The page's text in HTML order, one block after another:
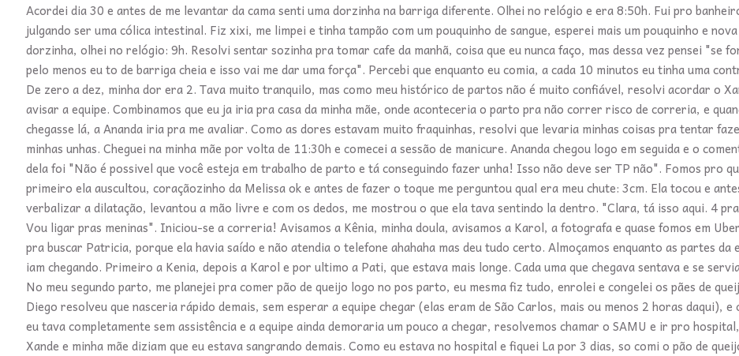
Acordei dia 30 e antes de me levantar da cama senti uma dorzinha na barriga diferente. Olhei no relógio e era 8:50h. Fui pro
julgando ser uma cólica intestinal. Fiz xixi, me limpei e tinha tampão com um pouquinho de sangue, esperei mais um pouquinho e nova
dorzinha, olhei no relógio: 9h. Resolvi sentar sozinha pra tomar cafe da manhã, coisa que eu nunca faço, mas dessa vez pensei "se
pelo menos eu to de barriga cheia e isso vai me dar uma força". Percebi que enquanto eu comia, a cada 10 minutos eu tinha uma
De zero a dez, minha dor era 2. Tava muito tranquilo, mas como meu histórico de partos não é muito confiável, resolvi acordar o
avisar a equipe. Combinamos que eu ja iria pra casa da minha mãe, onde aconteceria o parto pra não correr risco de correria, e
chegasse lá, a Ananda iria pra me avaliar. Como as dores estavam muito fraquinhas, resolvi que levaria minhas coisas pra tentar
minhas unhas. Cheguei na minha mãe por volta de 11:30h e comecei a sessão de manicure. Ananda chegou logo em seguida e o
dela foi "Não é possivel que você esteja em trabalho de parto e tá conseguindo fazer unha! Isso não deve ser TP não". Fomos pro
primeiro ela auscultou, coraçãozinho da Melissa ok e antes de fazer o toque me perguntou qual era meu chute: 3cm. Ela tocou e
verbalizar a dilatação, levantou a mão livre e com os dedos, me mostrou o que ela tava sentindo la dentro. "Clara, tá isso aqui. 4
Vou ligar pras meninas". Iniciou-se a correria! Avisamos a Kênia, minha doula, avisamos a Karol, a fotografa e quase fomos em
pra buscar Patricia, porque ela havia saído e não atendia o telefone ahahaha mas deu tudo certo. Almoçamos enquanto as partes da
iam chegando. Primeiro a Kenia, depois a Karol e por ultimo a Pati, que estava mais longe. Cada uma que chegava sentava e se
No meu segundo parto, me planejei pra comer pão de queijo logo no pos parto, eu mesma fiz tudo, enrolei e congelei os pães de
Diego resolveu que nasceria rápido demais, sem esperar a equipe chegar (elas eram de São Carlos, mais ou menos 2 horas daqui), e
eu tava completamente sem assistência e a equipe ainda demoraria um pouco a chegar, resolvemos chamar o SAMU e ir pro
Xande e minha mãe diziam que eu estava sangrando demais. Como eu estava no hospital e fiquei La por 3 dias, so comi o pão de